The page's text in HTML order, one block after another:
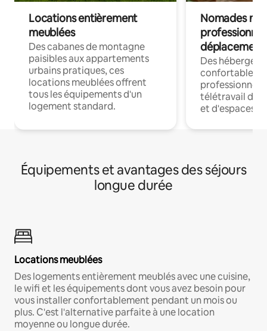
Locations entièrement
meublées
Des cabanes de montagne
paisibles aux appartements
urbains pratiques, ces
locations meublées offrent
tous les équipements d'un
logement standard.
Nomades
déplacement
Des
confortables
professionnels
télétravail
et d'espaces
Équipements et avantages des séjours
longue durée
Locations meublées
Des logements entièrement meublés avec une cuisine,
le wifi et les équipements dont vous avez besoin pour
vous installer confortablement pendant un mois ou
plus. C'est l'alternative parfaite à une location
moyenne ou longue durée.